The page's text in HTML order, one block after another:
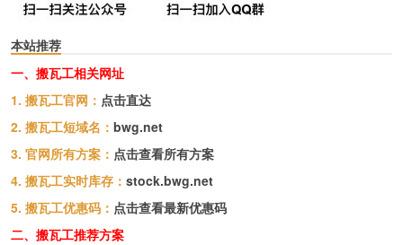
本站推荐
一、搬瓦工相关网址
1. 搬瓦工官网： 点击直达
2. 搬瓦工短域名： bwg.net
3. 官网所有方案： 点击查看所有方案
4. 搬瓦工实时库存： stock.bwg.net
5. 搬瓦工优惠码： 点击查看最新优惠码
二、搬瓦工推荐方案